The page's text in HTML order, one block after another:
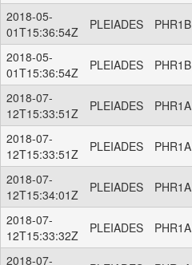
2018-05-
01T15:36:54Z
PLEIADES PHR1B
2018-05-
01T15:36:54Z
PLEIADES PHR1B
2018-07-
12T15:33:51Z
PLEIADES PHR1A
2018-07-
12T15:33:51Z
PLEIADES PHR1A
2018-07-
12T15:34:01Z
PLEIADES PHR1A
2018-07-
12T15:33:32Z
PLEIADES PHR1A
2018-07-